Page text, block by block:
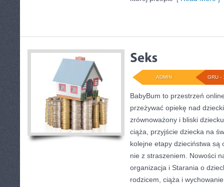
GRU -
ADMIN
BabyBum to przestrzeń
przeżywać opiekę nad
zrównoważony i bliski
ciąża, przyjście dziecka na
kolejne etapy dzieciństwa są
nie z straszeniem. Nowości
organizacja i Starania o
rodzicem, ciąża i